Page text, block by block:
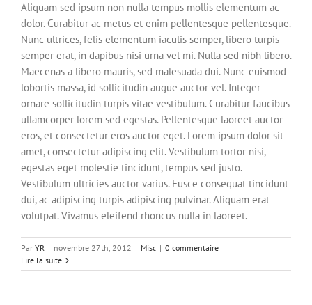
Aliquam sed ipsum non nulla tempus mollis elementum ac
dolor. Curabitur ac metus et enim pellentesque pellentesque.
Nunc ultrices, felis elementum iaculis semper, libero turpis
semper erat, in dapibus nisi urna vel mi. Nulla sed nibh libero.
Maecenas a libero mauris, sed malesuada dui. Nunc euismod
lobortis massa, id sollicitudin augue auctor vel. Integer
ornare sollicitudin turpis vitae vestibulum. Curabitur faucibus
ullamcorper lorem sed egestas. Pellentesque laoreet auctor
eros, et consectetur eros auctor eget. Lorem ipsum dolor sit
amet, consectetur adipiscing elit. Vestibulum tortor nisi,
egestas eget molestie tincidunt, tempus sed justo.
Vestibulum ultricies auctor varius. Fusce consequat tincidunt
dui, ac adipiscing turpis adipiscing pulvinar. Aliquam erat
volutpat. Vivamus eleifend rhoncus nulla in laoreet.
Par YR | novembre 27th, 2012 | Misc | 0 commentaire
Lire la suite